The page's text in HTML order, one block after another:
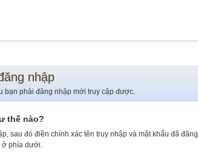
nhập
bạn phải đăng nhập mới truy cập được.
thế nào?
sau đó điền chính xác tên truy nhập và mật khẩu đã đăng
ở phía dưới.